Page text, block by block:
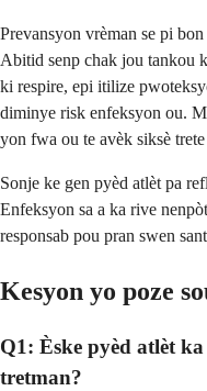
Prevansyon vrèman se pi
Abitid senp chak jou tankou
ki respire, epi itilize
diminye risk enfeksyon ou.
yon fwa ou te avèk siksè
Sonje ke gen pyèd atlèt pa
Enfeksyon sa a ka rive
responsab pou pran swen
Kesyon yo poze
Q1: Èske pyèd atlèt
tretman?